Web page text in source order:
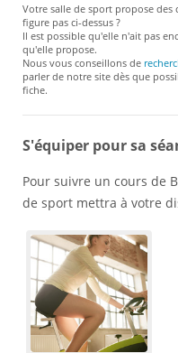
Votre salle de sport propose des
figure pas ci-dessus ?
Il est possible qu'elle n'ait pas
qu'elle propose.
Nous vous conseillons de
parler de notre site dès que
fiche.
S'équiper pour sa
Pour suivre un cours de
de sport mettra à votre